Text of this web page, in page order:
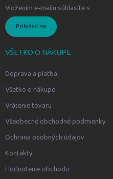
Vložením e-mailu súhlasíte s
Prihlásiť sa
VŠETKO O NÁKUPE
Doprava a platba
Všetko o nákupe
Vrátenie tovaru
Všeobecné obchodné podmienky
Ochrana osobných údajov
Kontakty
Hodnotenie obchodu